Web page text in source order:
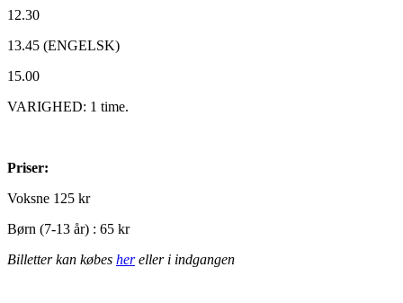
12.30
13.45 (ENGELSK)
15.00
VARIGHED: 1 time.
Priser:
Voksne 125 kr
Børn (7-13 år) : 65 kr
Billetter kan købes hereller i indgangen